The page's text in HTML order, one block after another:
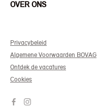
OVER ONS
Privacybeleid
Algemene Voorwaarden BOVAG
Ontdek de vacatures
Cookies